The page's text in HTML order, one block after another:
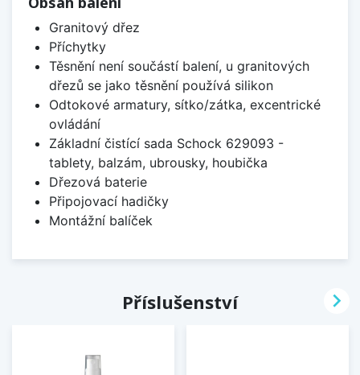
Granitový dřez
Příchytky
Těsnění není součástí balení, u granitových
dřezů se jako těsnění používá silikon
Odtokové armatury, sítko/zátka, excentrické
ovládání
Základní čistící sada Schock 629093 -
tablety, balzám, ubrousky, houbička
Dřezová baterie
Připojovací hadičky
Montážní balíček
Příslušenství 